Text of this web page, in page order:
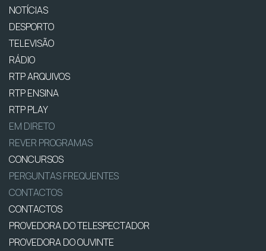
NOTÍCIAS
DESPORTO
TELEVISÃO
RÁDIO
RTP ARQUIVOS
RTP ENSINA
RTP PLAY
EM DIRETO
REVER PROGRAMAS
CONCURSOS
PERGUNTAS FREQUENTES
CONTACTOS
CONTACTOS
PROVEDORA DO TELESPECTADOR
PROVEDORA DO OUVINTE